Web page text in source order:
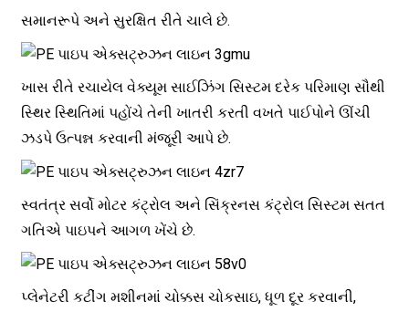
સમાનરૂપે અને સુરક્ષિત રીતે ચાલે છે.
ખાસ રીતે રચાયેલ વેક્યૂમ સાઈઝિંગ સિસ્ટમ દરેક પરિમાણ સૌથી
સ્થિર સ્થિતિમાં પહોંચે તેની ખાતરી કરતી વખતે પાઈપોને ઊંચી
ઝડપે ઉત્પન્ન કરવાની મંજૂરી આપે છે.
સ્વતંત્ર સર્વો મોટર કંટ્રોલ અને સિંક્રનસ કંટ્રોલ સિસ્ટમ સતત
ગતિએ પાઇપને આગળ ખેંચે છે.
પ્લેનેટરી કટીંગ મશીનમાં ચોક્કસ ચોકસાઇ, ધૂળ દૂર કરવાની,